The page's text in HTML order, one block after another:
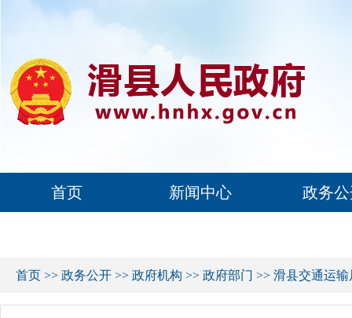
首页 新闻中心 政务
首页 >> 政务公开 >> 政府机构 >> 政府部门 >> 滑县交通运输